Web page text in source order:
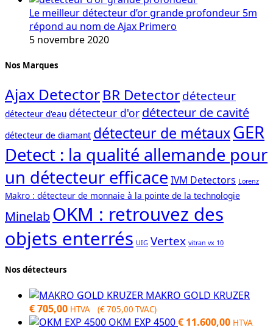
Le meilleur détecteur d’or grande profondeur 5m
répond au nom de Ajax Primero
5 novembre 2020
Nos Marques
Ajax DetectorBR Detectordétecteur
détecteur d'eau détecteur d'or détecteur de cavité
détecteur de diamant détecteur de métauxGER
Detect : la qualité allemande pour
un détecteur efficace IVM Detectors Lorenz
Makro : détecteur de monnaie à la pointe de la technologie
MinelabOKM : retrouvez des
objets enterrés UIG Vertex vitran vx 10
Nos détecteurs
MAKRO GOLD KRUZER
€705,00 HTVA (€705,00 TVAC)
OKM EXP 4500€ 11.600,00 HTVA